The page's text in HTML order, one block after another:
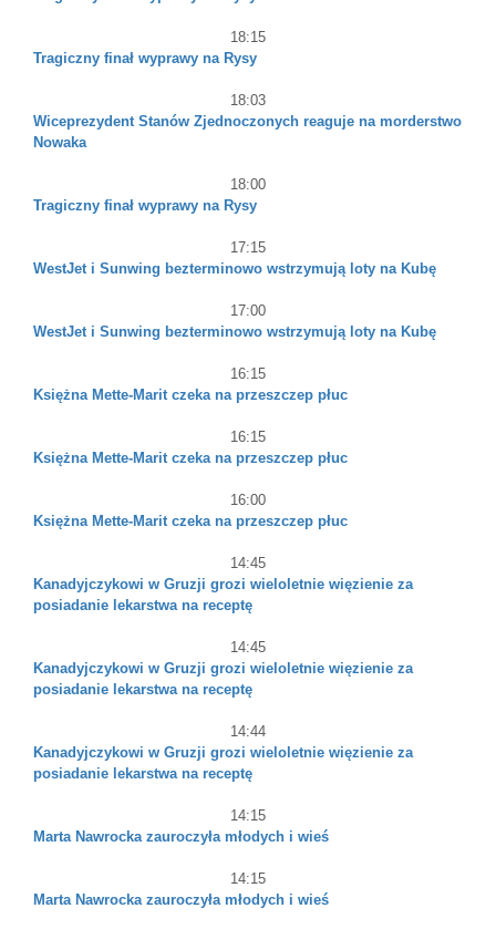
18:15
Tragiczny finał wyprawy na Rysy
18:03
Wiceprezydent Stanów Zjednoczonych reaguje na morderstwo
Nowaka
18:00
Tragiczny finał wyprawy na Rysy
17:15
WestJet i Sunwing bezterminowo wstrzymują loty na Kubę
17:00
WestJet i Sunwing bezterminowo wstrzymują loty na Kubę
16:15
Księżna Mette-Marit czeka na przeszczep płuc
16:15
Księżna Mette-Marit czeka na przeszczep płuc
16:00
Księżna Mette-Marit czeka na przeszczep płuc
14:45
Kanadyjczykowi w Gruzji grozi wieloletnie więzienie za
posiadanie lekarstwa na receptę
14:45
Kanadyjczykowi w Gruzji grozi wieloletnie więzienie za
posiadanie lekarstwa na receptę
14:44
Kanadyjczykowi w Gruzji grozi wieloletnie więzienie za
posiadanie lekarstwa na receptę
14:15
Marta Nawrocka zauroczyła młodych i wieś
14:15
Marta Nawrocka zauroczyła młodych i wieś